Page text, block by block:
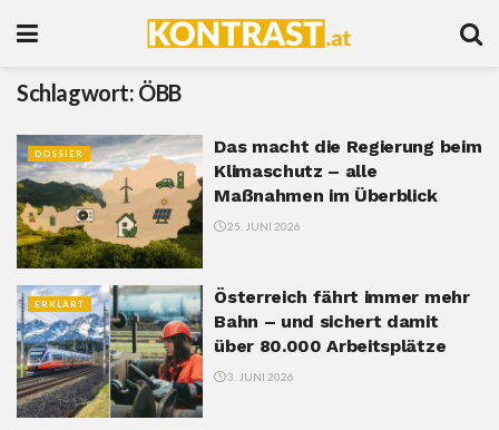
Schlagwort: ÖBB
DOSSIER
Das macht die Regierung beim
Klimaschutz – alle
Maßnahmen im Überblick
25. JUNI 2026
ERKLÄRT
Österreich fährt immer mehr
Bahn – und sichert damit
über 80.000 Arbeitsplätze
3. JUNI 2026